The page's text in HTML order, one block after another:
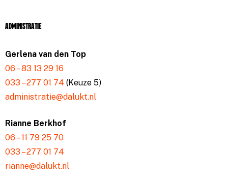
Administratie
Gerlena van den Top
06 – 83 13 29 16
033 – 277 01 74 (Keuze 5)
administratie@dalukt.nl
Rianne Berkhof
06 – 11 79 25 70
033 – 277 01 74
rianne@dalukt.nl